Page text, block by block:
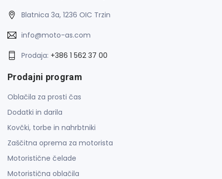
Blatnica 3a, 1236 OIC Trzin
info@moto-as.com
Prodaja: +386 1 562 37 00
Prodajni program
Oblačila za prosti čas
Dodatki in darila
Kovčki, torbe in nahrbtniki
Zaščitna oprema za motorista
Motoristične čelade
Motoristična oblačila